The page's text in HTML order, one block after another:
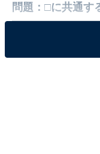
問題：□に共通す